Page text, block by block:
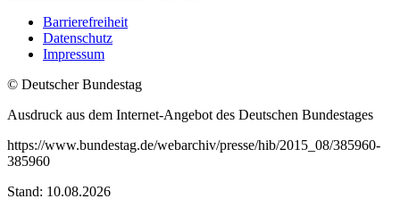
Barrierefreiheit
Datenschutz
Impressum
© Deutscher Bundestag
Ausdruck aus dem Internet-Angebot des Deutschen Bundestages
https://www.bundestag.de/webarchiv/presse/hib/2015_08/385960-
385960
Stand: 10.08.2026